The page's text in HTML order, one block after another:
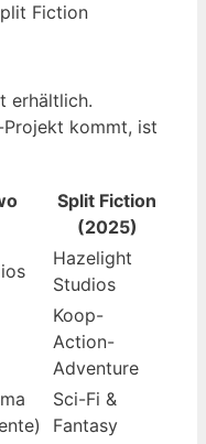
Fiction
erhältlich.
kommt, ist
Split Fiction
(2025)
Hazelight
Studios
Koop-
Action-
Adventure
Sci-Fi &
Fantasy